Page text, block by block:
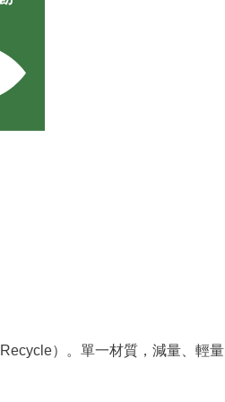
）。單一材質，減量、輕量